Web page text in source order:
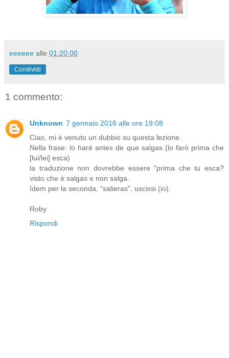
eeeeee alle 01:20:00
Condividi
1 commento:
Unknown 7 gennaio 2016 alle ore 19:08
Ciao, mi è venuto un dubbio su questa lezione.
Nella frase: lo haré antes de que salgas (lo farò prima che
[lui/lei] esca)
la traduzione non dovrebbe essere "prima che tu esca?
visto che è salgas e non salga.
Idem per la seconda, "salieras", uscissi (io).
Roby
Rispondi